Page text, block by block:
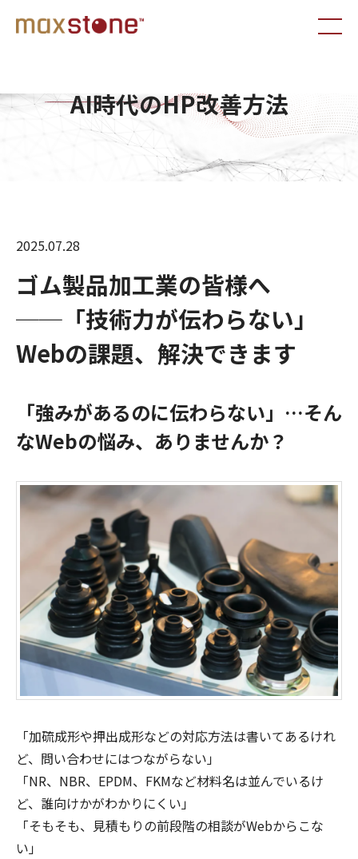
AI時代のHP改善方法
2025.07.28
ゴム製品加工業の皆様へ
──「技術力が伝わらない」
Webの課題、解決できます
「強みがあるのに伝わらない」…そん
なWebの悩み、ありませんか？
「加硫成形や押出成形などの対応方法は書いてあるけれ
ど、問い合わせにはつながらない」
「NR、NBR、EPDM、FKMなど材料名は並んでいるけ
ど、誰向けかがわかりにくい」
「そもそも、見積もりの前段階の相談がWebからこな
い」